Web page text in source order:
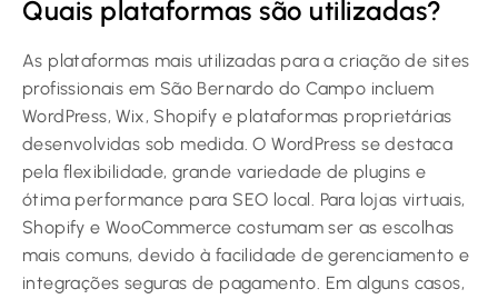
Quais plataformas são utilizadas?
As plataformas mais utilizadas para a criação de sites
profissionais em São Bernardo do Campo incluem
WordPress, Wix, Shopify e plataformas proprietárias
desenvolvidas sob medida. O WordPress se destaca
pela flexibilidade, grande variedade de plugins e
ótima performance para SEO local. Para lojas virtuais,
Shopify e WooCommerce costumam ser as escolhas
mais comuns, devido à facilidade de gerenciamento e
integrações seguras de pagamento. Em alguns casos,